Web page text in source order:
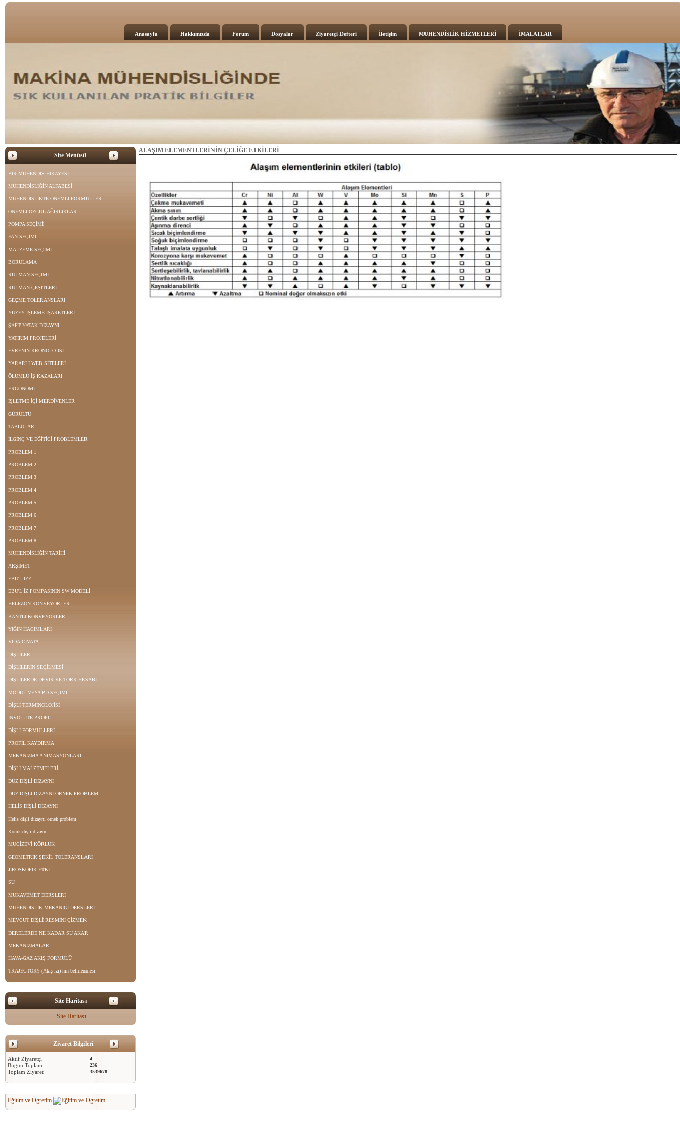
Anasayfa Hakkımızda Forum Dosyalar Ziyaretçi Defteri İletişim MÜHENDİSLİK HİZMETLERİ İMALATLAR
Site Menüsü
BİR MÜHENDİS HİKAYESİ
MÜHENDİSLİĞİN ALFABESİ
MÜHENDİSLİKTE ÖNEMLİ FORMÜLLER
ÖNEMLİ ÖZGÜL AĞIRLIKLAR
POMPA SEÇİMİ
FAN SEÇİMİ
MALZEME SEÇİMİ
BORULAMA
RULMAN SEÇİMİ
RULMAN ÇEŞİTLERİ
GEÇME TOLERANSLARI
YÜZEY İŞLEME İŞARETLERİ
ŞAFT YATAK DİZAYNI
YATIRIM PROJELERİ
EVRENİN KRONOLOJİSİ
YARARLI WEB SİTELERİ
ÖLÜMLÜ İŞ KAZALARI
ERGONOMİ
İŞLETME İÇİ MERDİVENLER
GÜRÜLTÜ
TABLOLAR
İLGİNÇ VE EĞİTİCİ PROBLEMLER
PROBLEM 1
PROBLEM 2
PROBLEM 3
PROBLEM 4
PROBLEM 5
PROBLEM 6
PROBLEM 7
PROBLEM 8
MÜHENDİSLİĞİN TARİHİ
ARŞİMET
EBU'L-İZZ
EBU'L İZ POMPASININ SW MODELİ
HELEZON KONVEYORLER
BANTLI KONVEYORLER
YIĞIN HACIMLARI
VİDA-CİVATA
DİŞLİLER
DİŞLİLERİN SEÇİLMESİ
DİŞLİLERDE DEVİR VE TORK HESABI
MODUL VEYA PD SEÇİMİ
DİŞLİ TERMİNOLOJİSİ
INVOLUTE PROFİL
DİŞLİ FORMÜLLERİ
PROFİL KAYDIRMA
MEKANİZMA ANİMASYONLARI
DİŞLİ MALZEMELERİ
DÜZ DİŞLİ DİZAYNI
DÜZ DİŞLİ DİZAYNI ÖRNEK PROBLEM
HELİS DİŞLİ DİZAYNI
Helis dişli dizaynı örnek problem
Konik dişli dizaynı
MUCİZEVİ KÖRLÜK
GEOMETRİK ŞEKİL TOLERANSLARI
JİROSKOPİK ETKİ
SU
MUKAVEMET DERSLERİ
MÜHENDİSLİK MEKANİĞİ DERSLERİ
MEVCUT DİŞLİ RESMİNİ ÇİZMEK
DERELERDE NE KADAR SU AKAR
MEKANİZMALAR
HAVA-GAZ AKIŞ FORMÜLÜ
TRAJECTORY (Akış izi) nin belirlenmesi
Site Haritası
Site Haritası
Ziyaret Bilgileri
Aktif Ziyaretçi 4
Bugün Toplam 236
Toplam Ziyaret 3539678
Eğitim ve Ögretim
ALAŞIM ELEMENTLERİNİN ÇELİĞE ETKİLERİ